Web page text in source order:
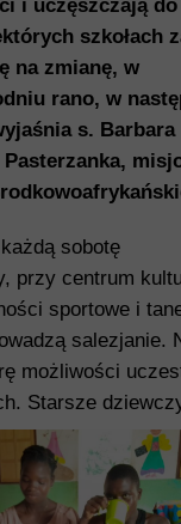
i uczęszczają
szkołach
na zmianę, w
rano, w
s. Barbara
sobotę
przy centrum
sportowe i
salezjanie.
możliwości
Starsze